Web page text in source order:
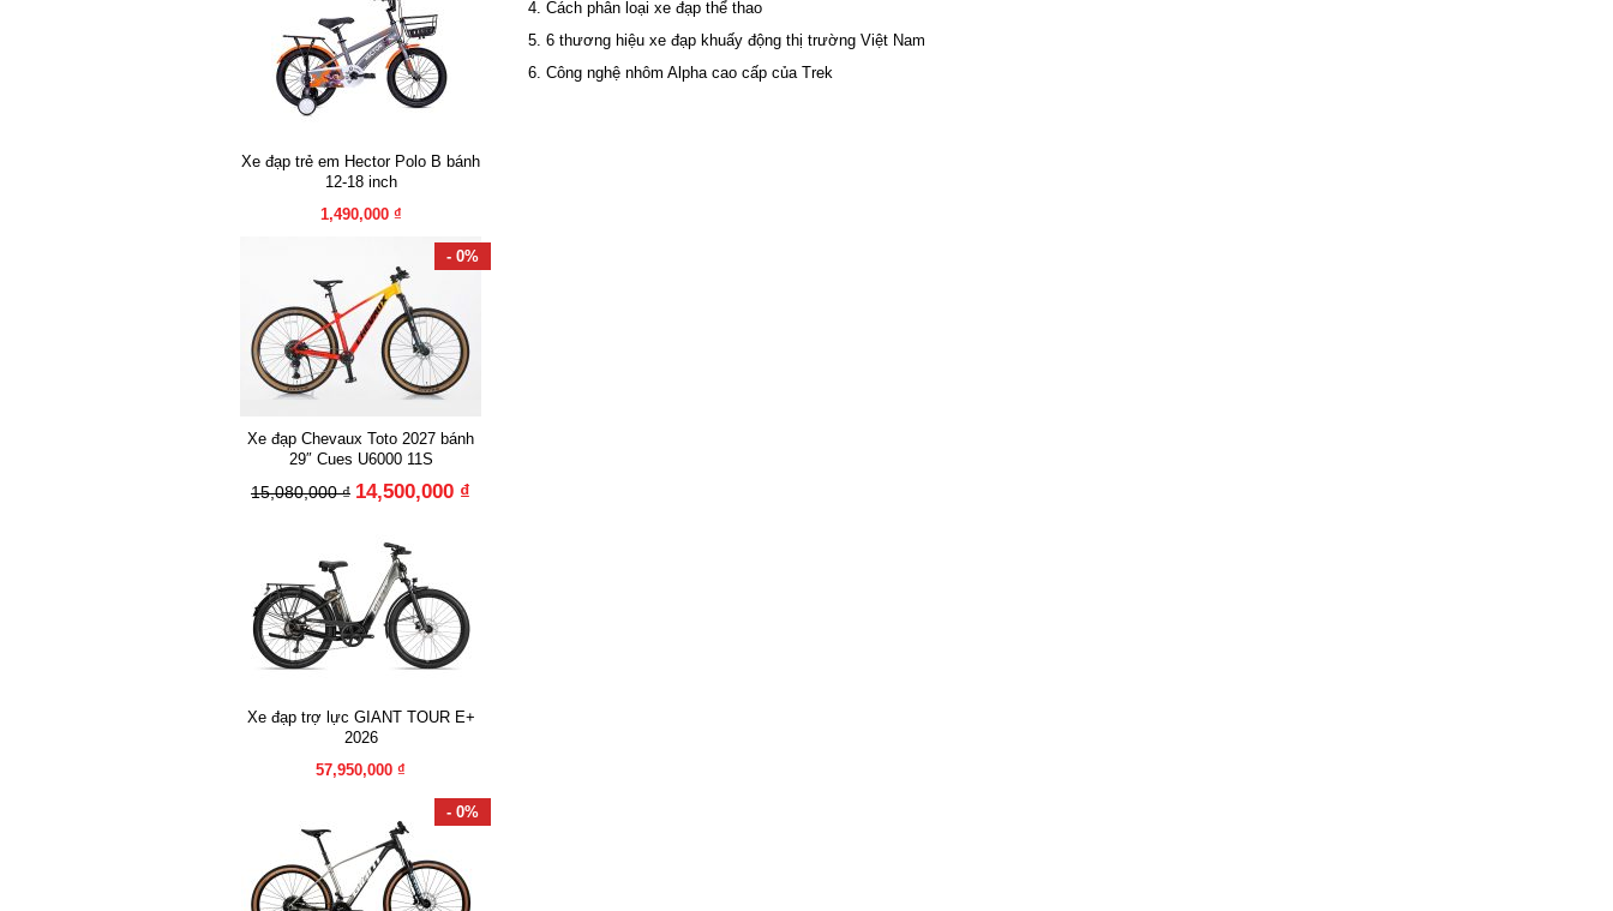
Xe đạp trẻ em Hector Polo B bánh
12-18 inch
1,490,000 ₫
- 0%
Xe đạp Chevaux Toto 2027 bánh
29″ Cues U6000 11S
15,080,000 ₫ 14,500,000 ₫
Xe đạp trợ lực GIANT TOUR E+
2026
57,950,000 ₫
- 0%
Cách phân loại xe đạp thể thao
6 thương hiệu xe đạp khuấy động thị trường Việt Nam
Công nghệ nhôm Alpha cao cấp của Trek